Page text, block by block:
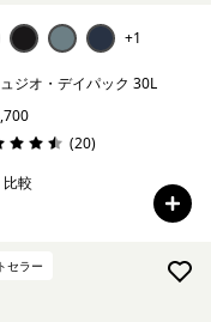
+1
ジオ・デイパック 30L
4.5 / 5
(20レビュー
)
比較
セラー